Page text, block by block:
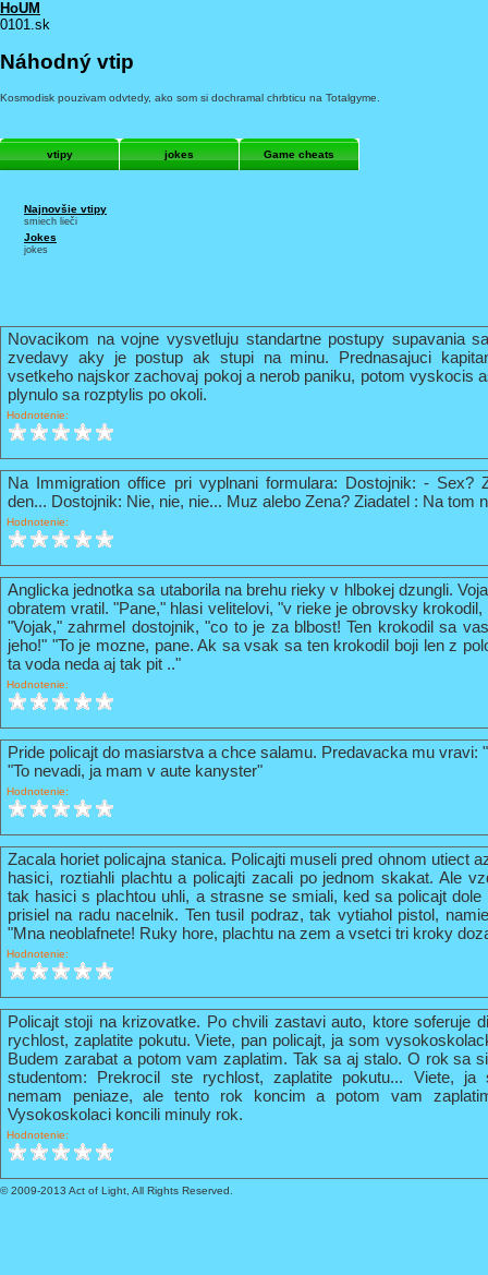
HoUM
0101.sk
Náhodný vtip
Kosmodisk pouzivam odvtedy, ako som si dochramal chrbticu na Totalgyme.
vtipy jokes Game cheats
Najnovšie vtipy
smiech lieči
Jokes
jokes
Novacikom na vojne vysvetluju standartne postupy supavania
zvedavy aky je postup ak stupi na minu. Prednasajuci
vsetkeho najskor zachovaj pokoj a nerob paniku, potom vyskocis
plynulo sa rozptylis po okoli.
Hodnotenie:
Na Immigration office pri vyplnani formulara: Dostojnik: - Sex?
den... Dostojnik: Nie, nie, nie... Muz alebo Zena? Ziadatel : Na tom
Hodnotenie:
Anglicka jednotka sa utaborila na brehu rieky v hlbokej dzungli.
obratem vratil. "Pane," hlasi velitelovi, "v rieke je obrovsky
"Vojak," zahrmel dostojnik, "co to je za blbost! Ten krokodil sa
jeho!" "To je mozne, pane. Ak sa vsak sa ten krokodil boji len z
ta voda neda aj tak pit .."
Hodnotenie:
Pride policajt do masiarstva a chce salamu. Predavacka mu vravi:
"To nevadi, ja mam v aute kanyster"
Hodnotenie:
Zacala horiet policajna stanica. Policajti museli pred ohnom utiect
hasici, roztiahli plachtu a policajti zacali po jednom skakat. Ale
tak hasici s plachtou uhli, a strasne se smiali, ked sa policajt
prisiel na radu nacelnik. Ten tusil podraz, tak vytiahol pistol,
"Mna neoblafnete! Ruky hore, plachtu na zem a vsetci tri kroky
Hodnotenie:
Policajt stoji na krizovatke. Po chvili zastavi auto, ktore soferuje
rychlost, zaplatite pokutu. Viete, pan policajt, ja som
Budem zarabat a potom vam zaplatim. Tak sa aj stalo. O rok sa
studentom: Prekrocil ste rychlost, zaplatite pokutu... Viete,
nemam peniaze, ale tento rok koncim a potom vam
Vysokoskolaci koncili minuly rok.
Hodnotenie:
© 2009-2013 Act of Light, All Rights Reserved.